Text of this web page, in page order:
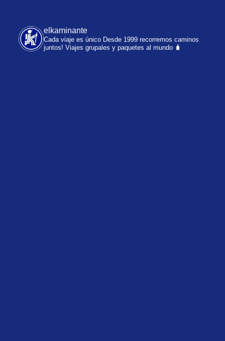
elkaminante
Cada viaje es único Desde 1999 recorremos caminos
juntos! Viajes grupales y paquetes al mundo 🧳